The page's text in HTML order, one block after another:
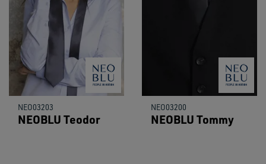
NEO03203
NEOBLU Teodor
NEO03200
NEOBLU Tommy